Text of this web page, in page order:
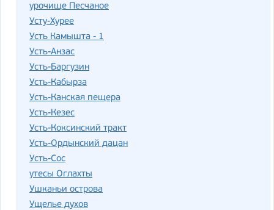
урочище Песчаное
Усту-Хурее
Усть Камышта - 1
Усть-Анзас
Усть-Баргузин
Усть-Кабырза
Усть-Канская пещера
Усть-Кезес
Усть-Коксинский тракт
Усть-Ордынский дацан
Усть-Сос
утесы Оглахты
Ушканьи острова
Ущелье духов